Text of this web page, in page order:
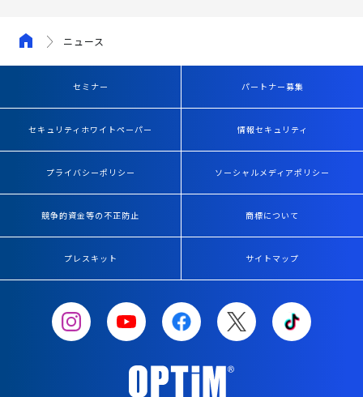
ニュース
セミナー パートナー募集
セキュリティホワイトペーパー 情報セキュリティ
プライバシーポリシー ソーシャルメディアポリシー
競争的資金等の不正防止 商標について
プレスキット サイトマップ